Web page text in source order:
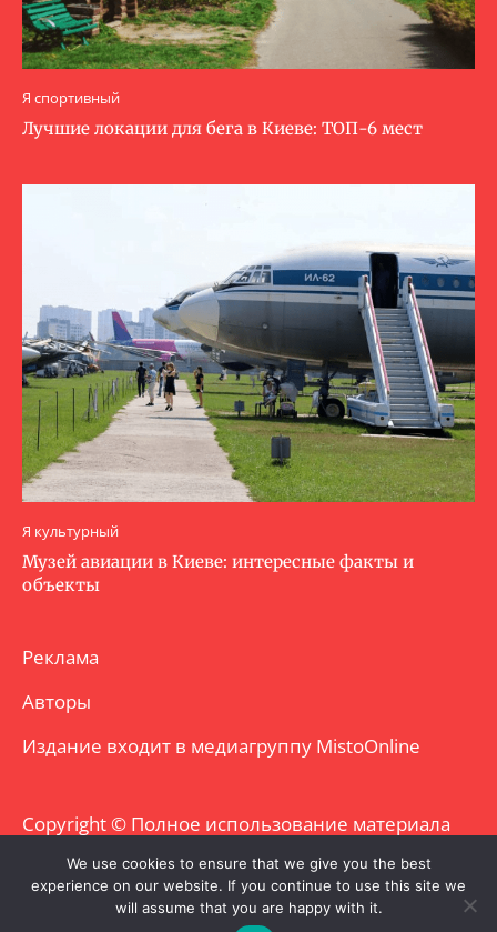
Я спортивный
Лучшие локации для бега в Киеве: ТОП-6 мест
Я культурный
Музей авиации в Киеве: интересные факты и
объекты
Реклама
Авторы
Издание входит в медиагруппу MistoOnline
Copyright © Полное использование материала
запрещено. Частично разрешено с
гиперссылкой.
We use cookies to ensure that we give you the best
experience on our website. If you continue to use this site we
will assume that you are happy with it.